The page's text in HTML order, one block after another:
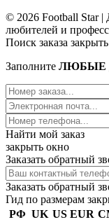
© 2026 Football Star |
любителей и
Поиск заказа
Заполните ЛЮБЫЕ
Найти мой заказ
закрыть окно
Заказать обратный
Заказать обратный
Гид по размерам
РФ UK US EUR